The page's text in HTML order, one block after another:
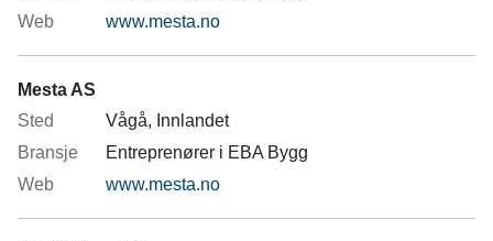
www.mesta.no
Mesta AS
Vågå, Innlandet
Entreprenører i EBA Bygg
www.mesta.no